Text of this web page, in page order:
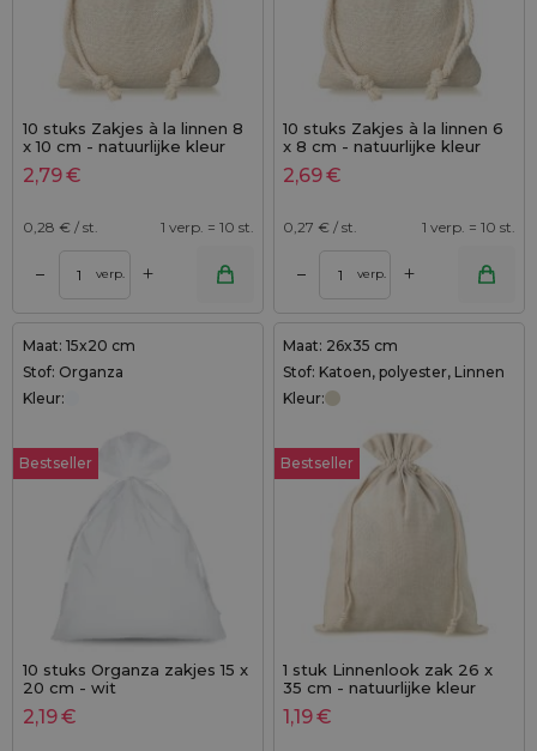
10 stuks Zakjes à la linnen 8
x 10 cm - natuurlijke kleur
2,79€
0,28 € / st. 1 verp. = 10 st.
– verp. +
10 stuks Zakjes à la linnen 6
x 8 cm - natuurlijke kleur
met dubbele katoenen
koord
2,69€
0,27 € / st. 1 verp. = 10 st.
– verp. +
Maat: 15x20 cm
Stof: Organza
Kleur:
Bestseller
10 stuks Organza zakjes 15 x
20 cm - wit
2,19€
Maat: 26x35 cm
Stof: Katoen, polyester, Linnen
Kleur:
Bestseller
1 stuk Linnenlook zak 26 x
35 cm - natuurlijke kleur
1,19€